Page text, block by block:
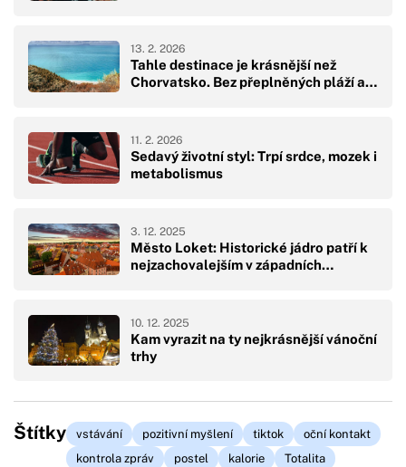
Tahle destinace je krásnější než
Chorvatsko. Bez přeplněných pláží a…
13. 2. 2026
Sedavý životní styl: Trpí srdce, mozek i
metabolismus
11. 2. 2026
Město Loket: Historické jádro patří k
nejzachovalejším v západních…
3. 12. 2025
Kam vyrazit na ty nejkrásnější vánoční
trhy
10. 12. 2025
Štítky vstávání pozitivní myšlení tiktok
oční kontakt
kontrola zpráv
postel kalorie
Totalita